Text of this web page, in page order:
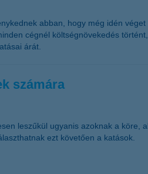
abban, hogy még idén
cégnél költségnövekedés
árát.
számára
leszűkül ugyanis azoknak a köre,
ezt követően a katások.